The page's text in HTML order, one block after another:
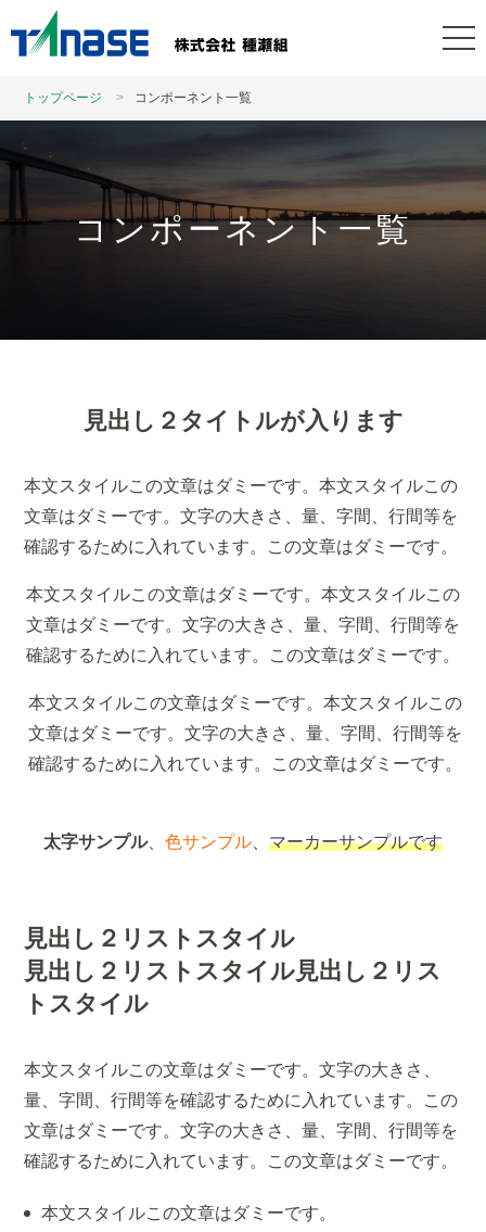
トップページ コンポーネント一覧
コンポーネント一覧
見出し２タイトルが入ります
本文スタイルこの文章はダミーです。本文スタイルこの
文章はダミーです。文字の大きさ、量、字間、行間等を
確認するために入れています。この文章はダミーです。
本文スタイルこの文章はダミーです。本文スタイルこの
文章はダミーです。文字の大きさ、量、字間、行間等を
確認するために入れています。この文章はダミーです。
本文スタイルこの文章はダミーです。本文スタイルこの
文章はダミーです。文字の大きさ、量、字間、行間等を
確認するために入れています。この文章はダミーです。
太字サンプル、 色サンプル マーカーサンプルです
見出し２リストスタイル
見出し２リストスタイル見出し２リス
トスタイル
本文スタイルこの文章はダミーです。文字の大きさ、
量、字間、行間等を確認するために入れています。この
文章はダミーです。文字の大きさ、量、字間、行間等を
確認するために入れています。この文章はダミーです。
本文スタイルこの文章はダミーです。